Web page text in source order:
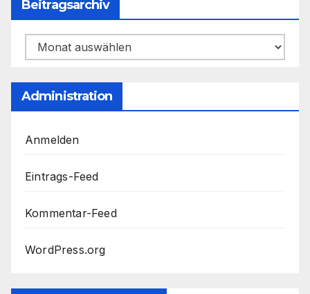
Beitragsarchiv
Beitragsarchiv
Administration
Anmelden
Eintrags-Feed
Kommentar-Feed
WordPress.org